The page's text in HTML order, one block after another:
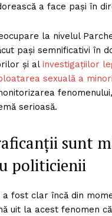
a face pași în
la nivelul
pași semnificativi în
și al investigațiilor
sexuală a
serioasă.
sunt
politicienii
a fost clar încă din
uit la acest fenomen